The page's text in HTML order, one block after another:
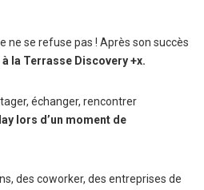
ne se refuse pas ! Après son succès
la Terrasse Discovery +x.
échanger, rencontrer
lors d’un moment de
des coworker, des entreprises de